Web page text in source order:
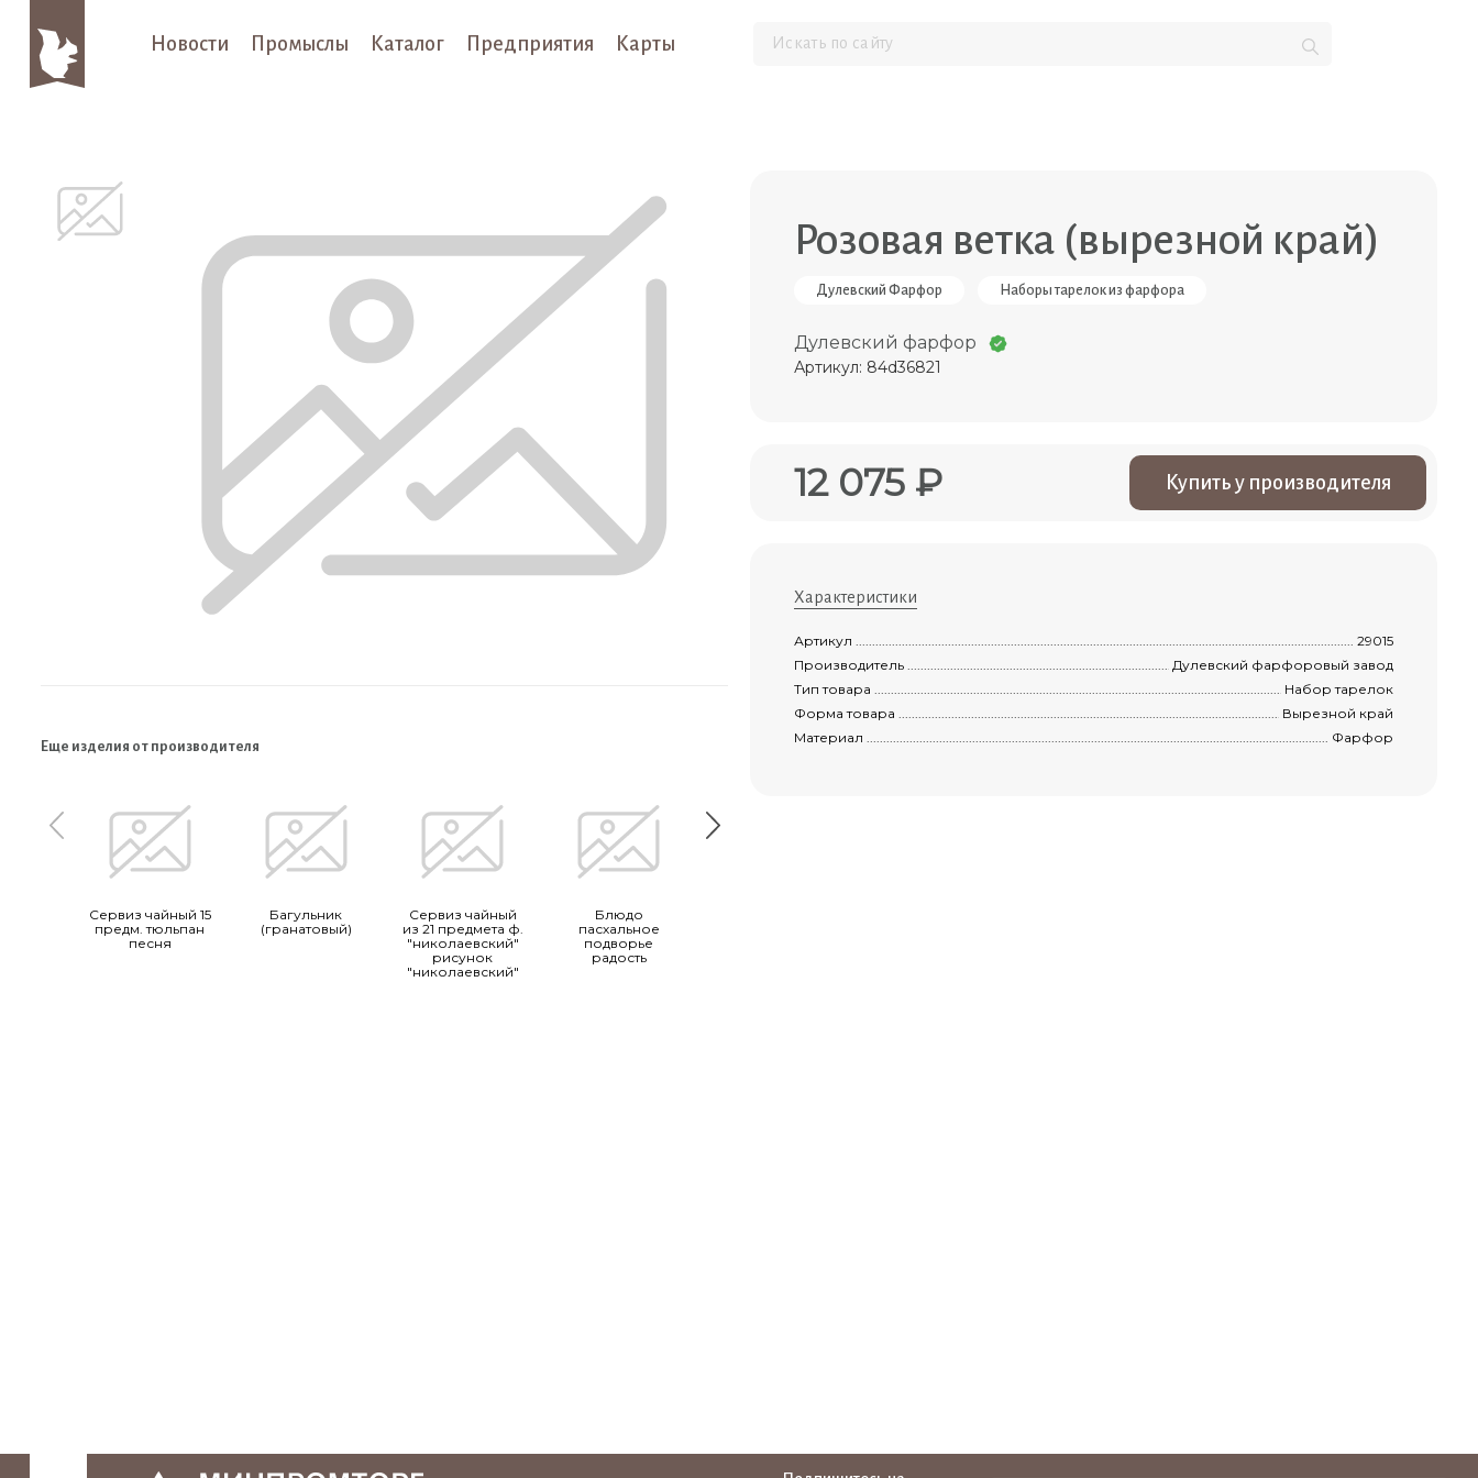
Новости Промыслы Каталог Предприятия Карты
Еще изделия от производителя
Сервиз чайный 15
предм. тюльпан
песня
Багульник
(гранатовый)
Сервиз чайный
из 21 предмета ф.
"николаевский"
рисунок
"николаевский"
Блюдо
пасхальное
подворье
радость
Розовая ветка (вырезной край)
Дулевский Фарфор Наборы тарелок из фарфора
Дулевский фарфор
Артикул: 84d36821
12 075 ₽ Купить у производителя
Характеристики
Артикул
29015
Производитель
Дулевский фарфоровый завод
Тип товара
Набор тарелок
Форма товара
Вырезной край
Материал
Фарфор